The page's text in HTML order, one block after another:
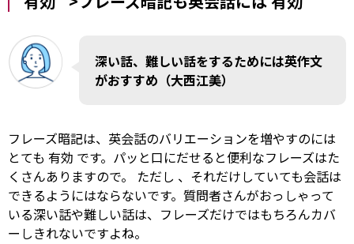
深い話、難しい話をするためには英作文
がおすすめ（大西江美）
フレーズ暗記は、英会話のバリエーションを増やすのには
とても 有効 です。パッと口にだせると便利なフレーズはた
くさんありますので。 ただし 、それだけしていても会話は
できるようにはならないです。質問者さんがおっしゃって
いる深い話や難しい話は、フレーズだけではもちろんカバ
ーしきれないですよね。